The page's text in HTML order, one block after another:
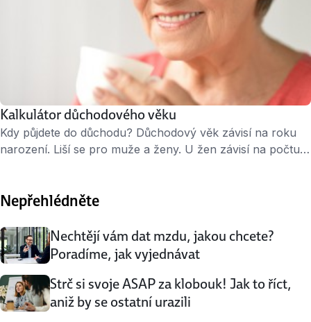
Kalkulátor důchodového věku
Kdy půjdete do důchodu? Důchodový věk závisí na roku
narození. Liší se pro muže a ženy. U žen závisí na počtu
Nepřehlédněte
Nechtějí vám dat mzdu, jakou chcete?
Poradíme, jak vyjednávat
Strč si svoje ASAP za klobouk! Jak to říct,
aniž by se ostatní urazili